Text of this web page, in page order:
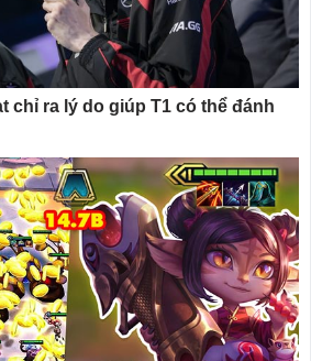
chỉ ra lý do giúp T1 có thể đánh